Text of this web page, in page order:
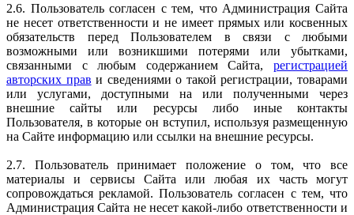
2.6. Пользователь согласен с тем, что Администрация Сайта
не несет ответственности и не имеет прямых или косвенных
обязательств перед Пользователем в связи с любыми
возможными или возникшими потерями или убытками,
связанными с любым содержанием Сайта, регистрацией
авторских прав и сведениями о такой регистрации, товарами
или услугами, доступными на или полученными через
внешние сайты или ресурсы либо иные контакты
Пользователя, в которые он вступил, используя размещенную
на Сайте информацию или ссылки на внешние ресурсы.
2.7. Пользователь принимает положение о том, что все
материалы и сервисы Сайта или любая их часть могут
сопровождаться рекламой. Пользователь согласен с тем, что
Администрация Сайта не несет какой-либо ответственности и